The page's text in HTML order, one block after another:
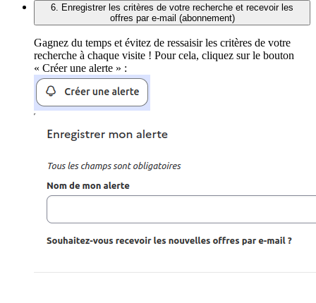
6. Enregistrer les critères de votre recherche et recevoir les
offres par e-mail (abonnement)
Gagnez du temps et évitez de ressaisir les critères de votre
recherche à chaque visite ! Pour cela, cliquez sur le bouton
« Créer une alerte » :